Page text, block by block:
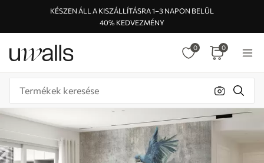
KÉSZEN ÁLL A KISZÁLLÍTÁSRA 1–3 NAPON BELÜL
40% KEDVEZMÉNY
0 0